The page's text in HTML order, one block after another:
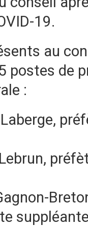
19.
au
postes de
: